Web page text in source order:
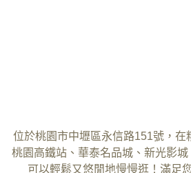
位於桃園市中壢區永信路151號，在
桃園高鐵站、華泰名品城、 新光影城
可以輕鬆又悠閒地慢慢逛！滿足